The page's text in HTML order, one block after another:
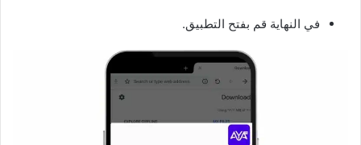
في النهاية قم بفتح التطبيق.